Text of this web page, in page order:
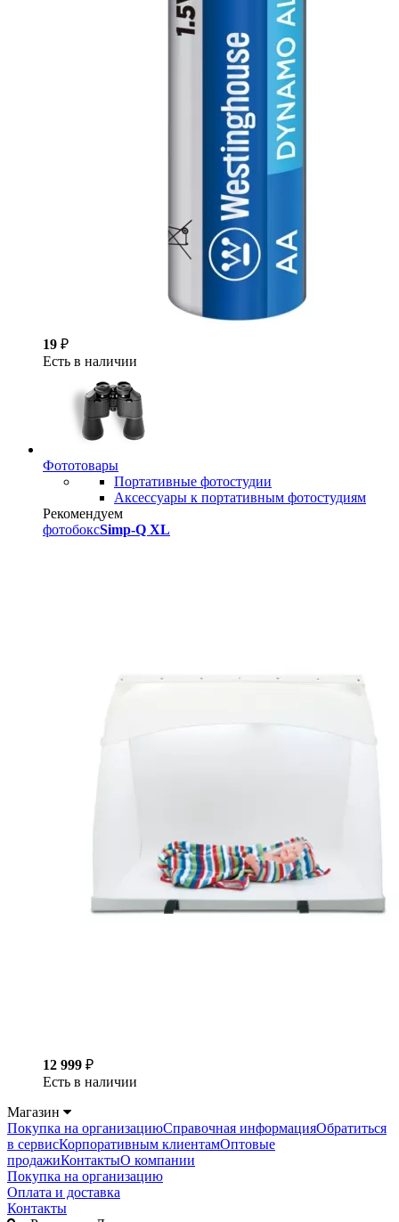
19 ₽
Есть в наличии
Фототовары
Портативные фотостудии
Аксессуары к портативным фотостудиям
Рекомендуем
фотобоксSimp-Q XL
12 999 ₽
Есть в наличии
Магазин
Покупка на организациюСправочная информацияОбратиться
в сервисКорпоративным клиентамОптовые
продажиКонтактыО компании
Покупка на организацию
Оплата и доставка
Контакты